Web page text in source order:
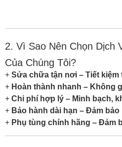
2. Vì Sao Nên Chọn Dịch
Của Chúng Tôi?
+ Sửa chữa tận nơi – Tiết kiệm
+ Hoàn thành nhanh – Không
+ Chi phí hợp lý – Minh bạch,
+ Bảo hành dài hạn – Đảm
+ Phụ tùng chính hãng – Đảm